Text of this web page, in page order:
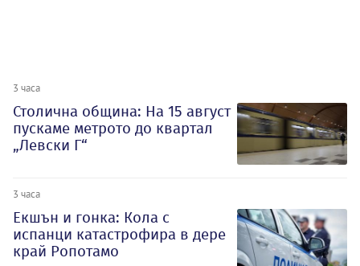
3 часа
Столична община: На 15 август
пускаме метрото до квартал
„Левски Г“
3 часа
Екшън и гонка: Кола с
испанци катастрофира в дере
край Ропотамо